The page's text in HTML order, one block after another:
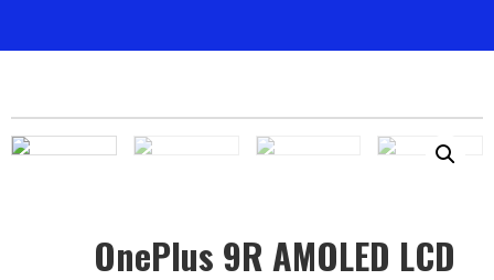
OnePlus 9R AMOLED LCD